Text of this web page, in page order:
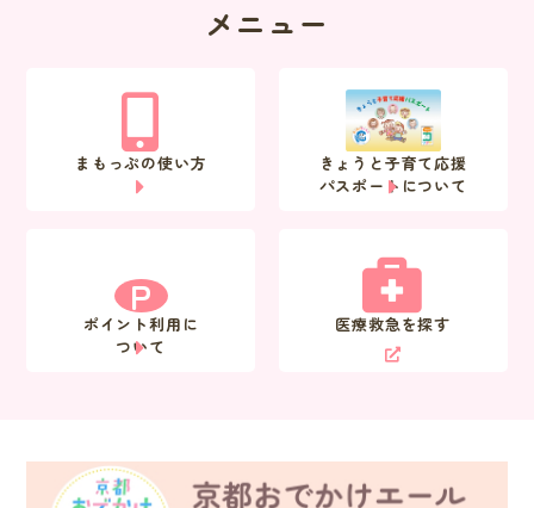
メニュー
まもっぷの使い方
きょうと子育て応援
パスポートについて
P
ポイント利用に
ついて
医療救急を探す